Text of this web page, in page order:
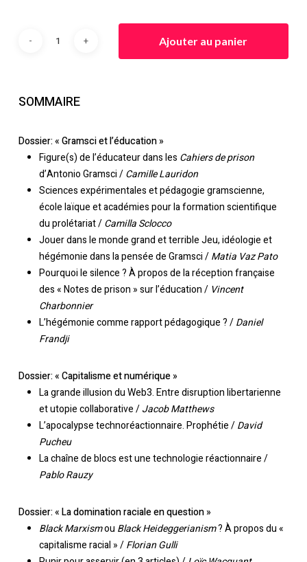
Ajouter au panier
SOMMAIRE
Dossier: « Gramsci et l’éducation »
Figure(s) de l’éducateur dans les Cahiers de prison
d’Antonio Gramsci /Camille Lauridon
Sciences expérimentales et pédagogie gramscienne,
école laïque et académies pour la formation scientifique
du prolétariat /Camilla Sclocco
Jouer dans le monde grand et terrible Jeu, idéologie et
hégémonie dans la pensée de Gramsci /Matia Vaz Pato
Pourquoi le silence ? À propos de la réception française
des « Notes de prison » sur l’éducation / Vincent
Charbonnier
L’hégémonie comme rapport pédagogique ? /Daniel
Frandji
Dossier: « Capitalisme et numérique »
La grande illusion du Web3. Entre disruption libertarienne
et utopie collaborative /Jacob Matthews
L’apocalypse technoréactionnaire. Prophétie /David
Pucheu
La chaîne de blocs est une technologie réactionnaire /
Pablo Rauzy
Dossier: « La domination raciale en question »
Black Marxismou Black Heideggerianism? À propos du «
capitalisme racial » /Florian Gulli